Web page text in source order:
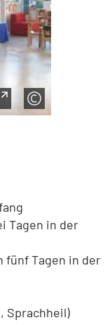
Tagen in der
fünf Tagen in der
Sprachheil)